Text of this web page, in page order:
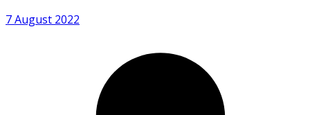
7 August 2022